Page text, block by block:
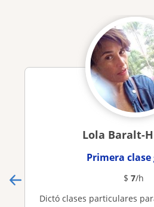
Lola Baralt-
Primera
$ 7/h
Dictó clases particulares para